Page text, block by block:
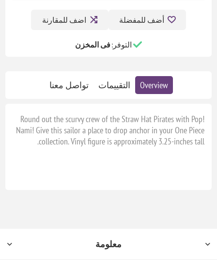
أضف للمفضلة اضف للمقارنة
التوفر:فى المخزن
Overview التقييمات تواصل معنا
Round out the scurvy crew of the Straw Hat Pirates with Pop!
Nami! Give this sailor a place to drop anchor in your One Piece
collection. Vinyl figure is approximately 3.25-inches tall.
معلومة